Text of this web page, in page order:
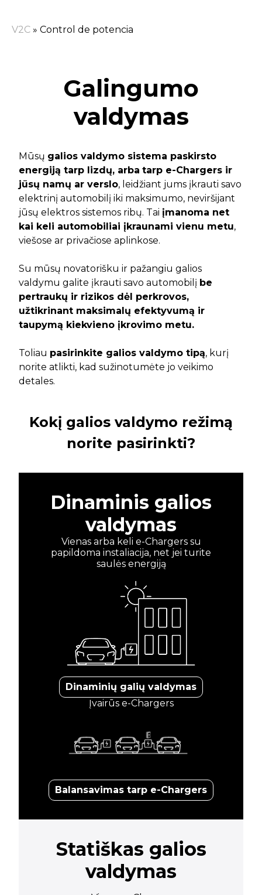
V2C » Control de potencia
Galingumo
valdymas
Mūsų galios valdymo sistema paskirsto
energiją tarp lizdų, arba tarp e-Chargers ir
jūsų namų ar verslo, leidžiant jums įkrauti savo
elektrinį automobilį iki maksimumo, neviršijant
jūsų elektros sistemos ribų. Tai įmanoma net
kai keli automobiliai įkraunami vienu metu,
viešose ar privačiose aplinkose.
Su mūsų novatorišku ir pažangiu galios
valdymu galite įkrauti savo automobilį be
pertraukų ir rizikos dėl perkrovos,
užtikrinant maksimalų efektyvumą ir
taupymą kiekvieno įkrovimo metu.
Toliau pasirinkite galios valdymo tipą, kurį
norite atlikti, kad sužinotumėte jo veikimo
detales.
Kokį galios valdymo režimą
norite pasirinkti?
Dinaminis galios
valdymas
Vienas arba keli e-Chargers su
papildoma instaliacija, net jei turite
saulės energiją
Dinaminių galių valdymas
Įvairūs e-Chargers
Balansavimas tarp e-Chargers
Statiškas galios
valdymas